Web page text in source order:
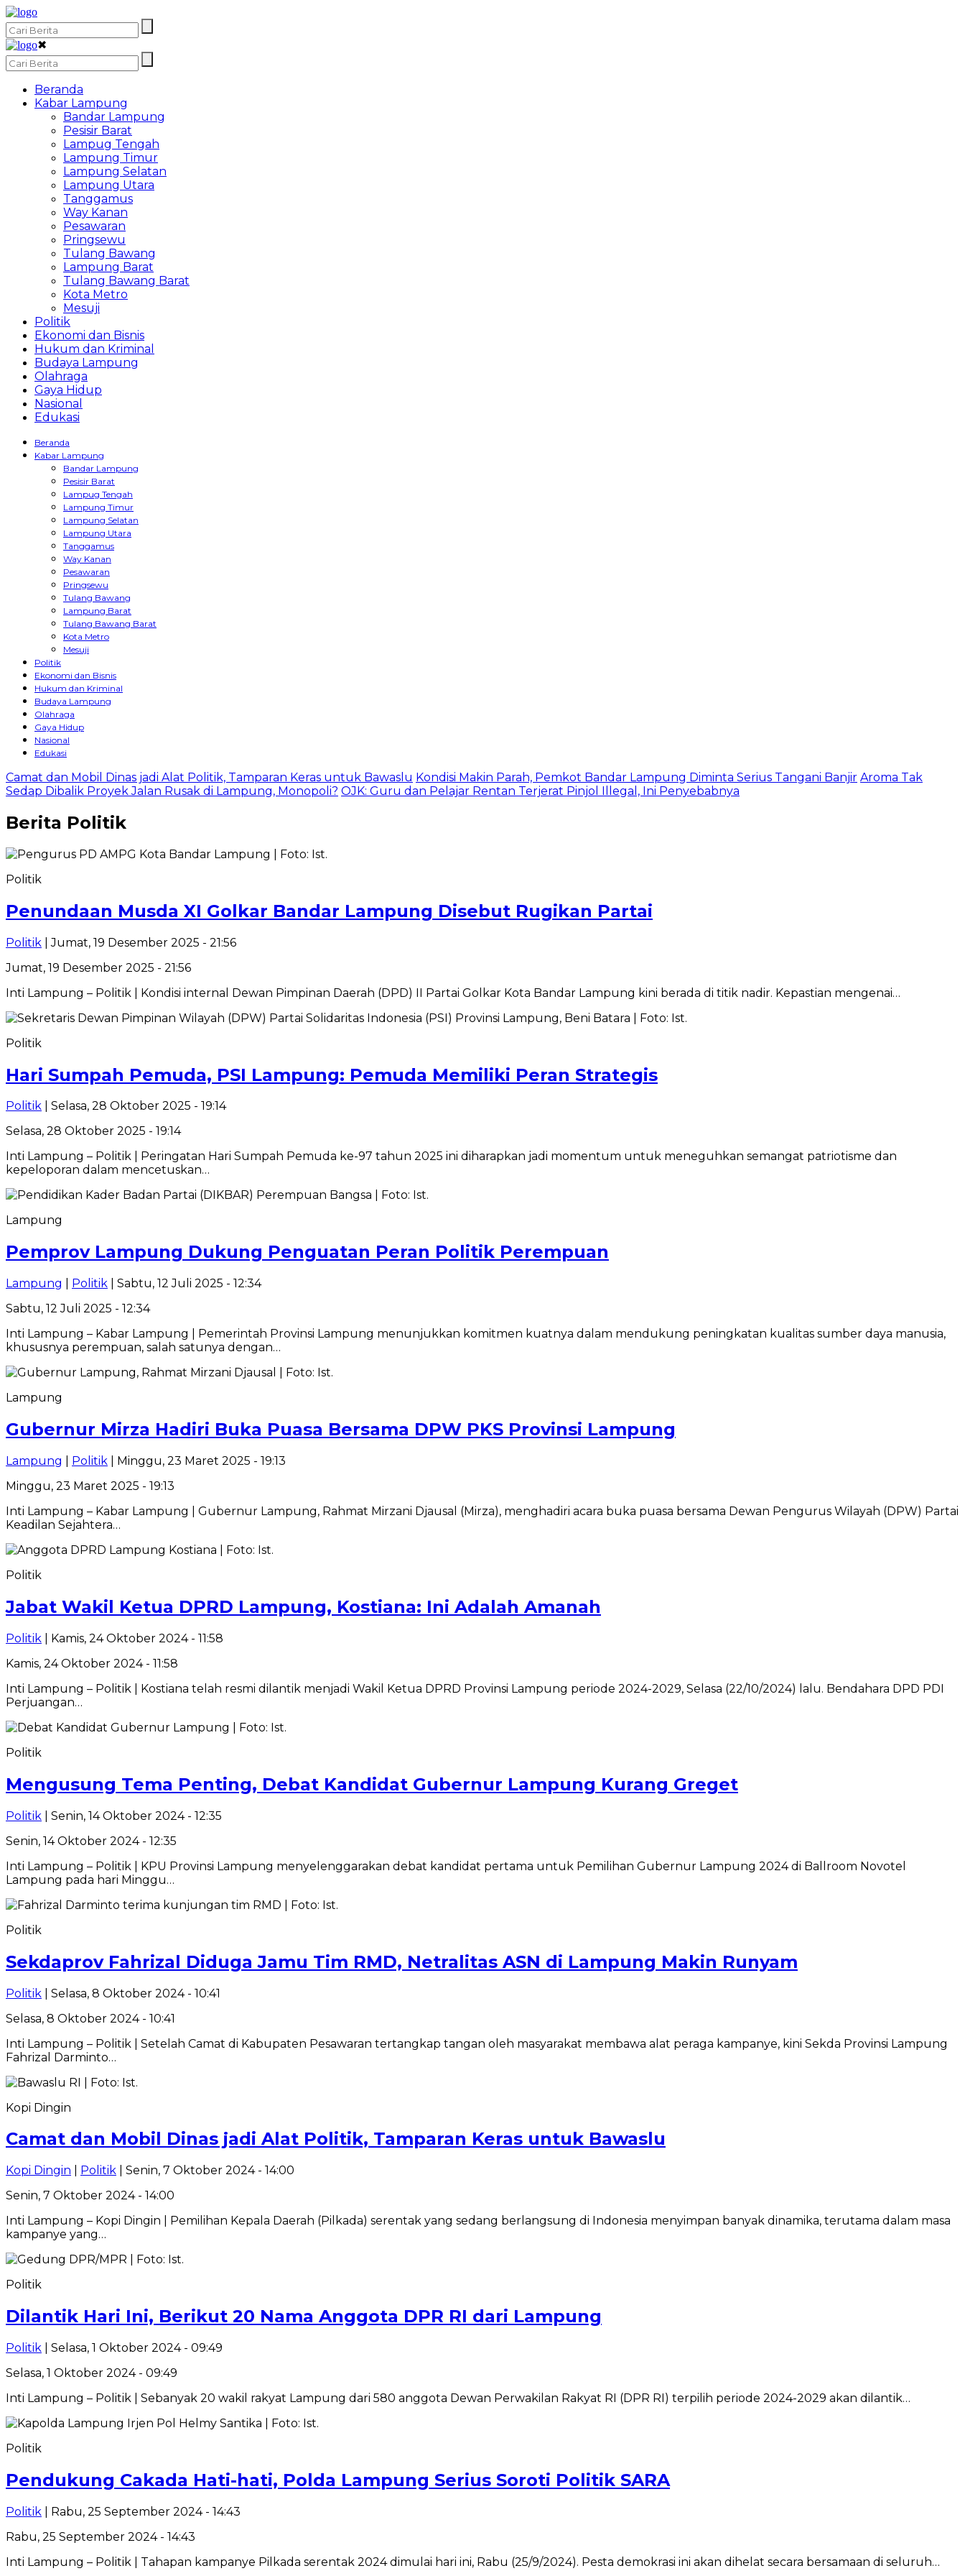
✖
Beranda
Kabar Lampung
Bandar Lampung
Pesisir Barat
Lampug Tengah
Lampung Timur
Lampung Selatan
Lampung Utara
Tanggamus
Way Kanan
Pesawaran
Pringsewu
Tulang Bawang
Lampung Barat
Tulang Bawang Barat
Kota Metro
Mesuji
Politik
Ekonomi dan Bisnis
Hukum dan Kriminal
Budaya Lampung
Olahraga
Gaya Hidup
Nasional
Edukasi
Beranda
Kabar Lampung
Bandar Lampung
Pesisir Barat
Lampug Tengah
Lampung Timur
Lampung Selatan
Lampung Utara
Tanggamus
Way Kanan
Pesawaran
Pringsewu
Tulang Bawang
Lampung Barat
Tulang Bawang Barat
Kota Metro
Mesuji
Politik
Ekonomi dan Bisnis
Hukum dan Kriminal
Budaya Lampung
Olahraga
Gaya Hidup
Nasional
Edukasi
Camat dan Mobil Dinas jadi Alat Politik, Tamparan Keras untuk Bawaslu Kondisi Makin Parah, Pemkot Bandar Lampung Diminta Serius Tangani Banjir Aroma Tak
Sedap Dibalik Proyek Jalan Rusak di Lampung, Monopoli? OJK: Guru dan Pelajar Rentan Terjerat Pinjol Illegal, Ini Penyebabnya
Berita Politik
Politik
Penundaan Musda XI Golkar Bandar Lampung Disebut Rugikan Partai
Politik | Jumat, 19 Desember 2025 - 21:56
Jumat, 19 Desember 2025 - 21:56
Inti Lampung – Politik | Kondisi internal Dewan Pimpinan Daerah (DPD) II Partai Golkar Kota Bandar Lampung kini berada di titik nadir. Kepastian mengenai…
Politik
Hari Sumpah Pemuda, PSI Lampung: Pemuda Memiliki Peran Strategis
Politik | Selasa, 28 Oktober 2025 - 19:14
Selasa, 28 Oktober 2025 - 19:14
Inti Lampung – Politik | Peringatan Hari Sumpah Pemuda ke-97 tahun 2025 ini diharapkan jadi momentum untuk meneguhkan semangat patriotisme dan
kepeloporan dalam mencetuskan…
Lampung
Pemprov Lampung Dukung Penguatan Peran Politik Perempuan
Lampung Politik | Sabtu, 12 Juli 2025 - 12:34
Sabtu, 12 Juli 2025 - 12:34
Inti Lampung – Kabar Lampung | Pemerintah Provinsi Lampung menunjukkan komitmen kuatnya dalam mendukung peningkatan kualitas sumber daya manusia,
khususnya perempuan, salah satunya dengan…
Lampung
Gubernur Mirza Hadiri Buka Puasa Bersama DPW PKS Provinsi Lampung
Lampung Politik | Minggu, 23 Maret 2025 - 19:13
Minggu, 23 Maret 2025 - 19:13
Inti Lampung – Kabar Lampung | Gubernur Lampung, Rahmat Mirzani Djausal (Mirza), menghadiri acara buka puasa bersama Dewan Pengurus Wilayah (DPW) Partai
Keadilan Sejahtera…
Politik
Jabat Wakil Ketua DPRD Lampung, Kostiana: Ini Adalah Amanah
Politik | Kamis, 24 Oktober 2024 - 11:58
Kamis, 24 Oktober 2024 - 11:58
Inti Lampung – Politik | Kostiana telah resmi dilantik menjadi Wakil Ketua DPRD Provinsi Lampung periode 2024-2029, Selasa (22/10/2024) lalu. Bendahara DPD PDI
Perjuangan…
Politik
Mengusung Tema Penting, Debat Kandidat Gubernur Lampung Kurang Greget
Politik | Senin, 14 Oktober 2024 - 12:35
Senin, 14 Oktober 2024 - 12:35
Inti Lampung – Politik | KPU Provinsi Lampung menyelenggarakan debat kandidat pertama untuk Pemilihan Gubernur Lampung 2024 di Ballroom Novotel
Lampung pada hari Minggu…
Politik
Sekdaprov Fahrizal Diduga Jamu Tim RMD, Netralitas ASN di Lampung Makin Runyam
Politik | Selasa, 8 Oktober 2024 - 10:41
Selasa, 8 Oktober 2024 - 10:41
Inti Lampung – Politik | Setelah Camat di Kabupaten Pesawaran tertangkap tangan oleh masyarakat membawa alat peraga kampanye, kini Sekda Provinsi Lampung
Fahrizal Darminto…
Kopi Dingin
Camat dan Mobil Dinas jadi Alat Politik, Tamparan Keras untuk Bawaslu
Kopi Dingin Politik | Senin, 7 Oktober 2024 - 14:00
Senin, 7 Oktober 2024 - 14:00
Inti Lampung – Kopi Dingin | Pemilihan Kepala Daerah (Pilkada) serentak yang sedang berlangsung di Indonesia menyimpan banyak dinamika, terutama dalam masa
kampanye yang…
Politik
Dilantik Hari Ini, Berikut 20 Nama Anggota DPR RI dari Lampung
Politik | Selasa, 1 Oktober 2024 - 09:49
Selasa, 1 Oktober 2024 - 09:49
Inti Lampung – Politik | Sebanyak 20 wakil rakyat Lampung dari 580 anggota Dewan Perwakilan Rakyat RI (DPR RI) terpilih periode 2024-2029 akan dilantik…
Politik
Pendukung Cakada Hati-hati, Polda Lampung Serius Soroti Politik SARA
Politik | Rabu, 25 September 2024 - 14:43
Rabu, 25 September 2024 - 14:43
Inti Lampung – Politik | Tahapan kampanye Pilkada serentak 2024 dimulai hari ini, Rabu (25/9/2024). Pesta demokrasi ini akan dihelat secara bersamaan di seluruh…